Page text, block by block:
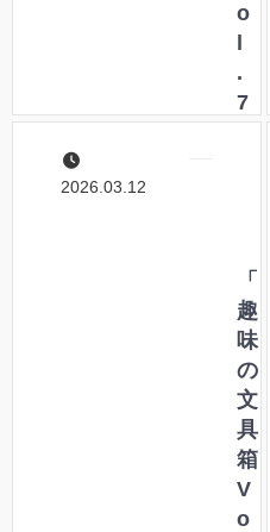
o
.
7
ン
ハ
ウ
ス
オ
リ
ジ
ナ
ル
2026.03.12
「
趣
味
の
文
具
箱
V
o